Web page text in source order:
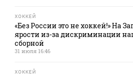
ХОККЕЙ
«Без России это не хоккей!» На
ярости из-за дискриминации
сборной
31 июля 16:46
ХОККЕЙ